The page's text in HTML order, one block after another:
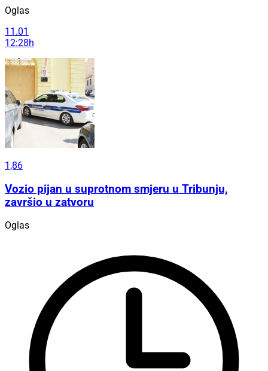
Oglas
11.01
12:28h
1,86
Vozio pijan u suprotnom smjeru u Tribunju,
završio u zatvoru
Oglas